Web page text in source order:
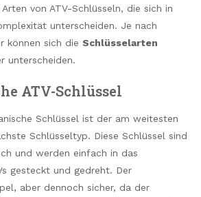
von ATV-Schlüsseln, die sich in
unterscheiden. Je nach
können sich die Schlüsselarten
unterscheiden.
ATV-Schlüssel
Schlüssel ist der am weitesten
Schlüsseltyp. Diese Schlüssel sind
und werden einfach in das
gesteckt und gedreht. Der
aber dennoch sicher, da der